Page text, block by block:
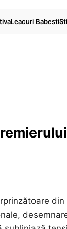
Leacuri Babesti